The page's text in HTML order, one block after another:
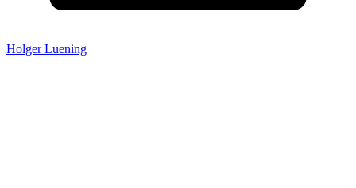
Holger Luening